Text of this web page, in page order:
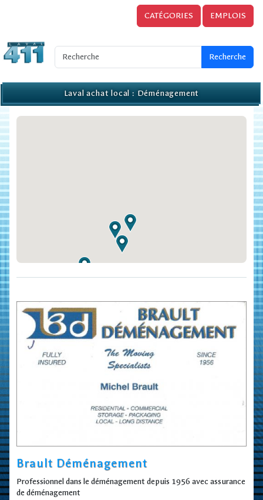
CATÉGORIES EMPLOIS
Laval achat local : Déménagement
Brault Déménagement
Professionnel dans le déménagement depuis 1956 avec assurance
de déménagement